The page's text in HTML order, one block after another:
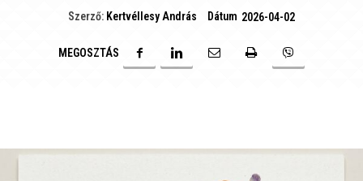
Szerző: Kertvéllesy András Dátum 2026-04-02
MEGOSZTÁS